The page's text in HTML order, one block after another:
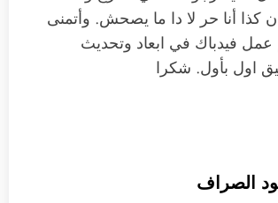
كذا أنا حر لا دا ما يصحش. وأتمنى
عمل فيدباك في ابعاد وتحديث
اول بأول. شكرا
الصراف